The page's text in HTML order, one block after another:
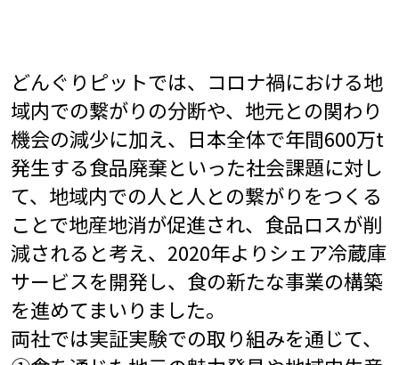
どんぐりピットでは、コロナ禍における地
域内での繋がりの分断や、地元との関わり
機会の減少に加え、日本全体で年間600万t
発生する食品廃棄といった社会課題に対し
て、地域内での人と人との繋がりをつくる
ことで地産地消が促進され、食品ロスが削
減されると考え、2020年よりシェア冷蔵庫
サービスを開発し、食の新たな事業の構築
を進めてまいりました。
両社では実証実験での取り組みを通じて、